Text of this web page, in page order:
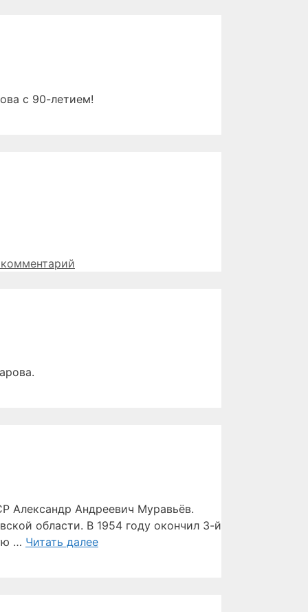
с 90-летием!
комментарий
Александр Андреевич Муравьёв.
области. В 1954 году окончил 3-й
… Читать далее